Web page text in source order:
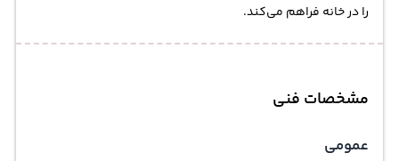
را در خانه فراهم می‌کند.
مشخصات فنی
عمومی